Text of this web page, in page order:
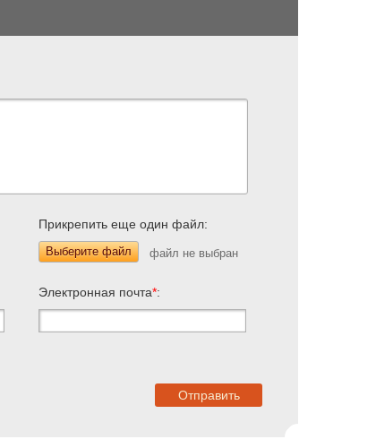
Прикрепить еще один файл:
Выберите файл
Электронная почта*: